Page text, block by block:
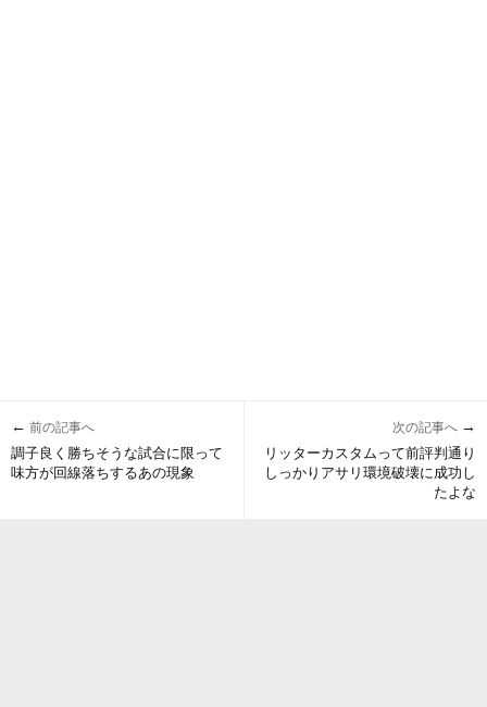
← 前の記事へ
調子良く勝ちそうな試合に限って
味方が回線落ちするあの現象
次の記事へ →
リッターカスタムって前評判通り
しっかりアサリ環境破壊に成功し
たよな